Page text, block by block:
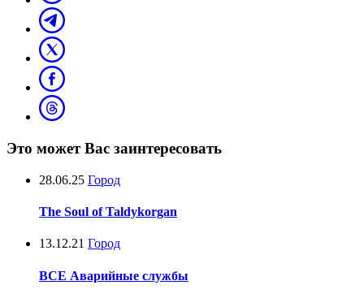
Это может Вас заинтересовать
28.06.25 Город
The Soul of Taldykorgan
13.12.21 Город
ВСЕ Аварийные службы